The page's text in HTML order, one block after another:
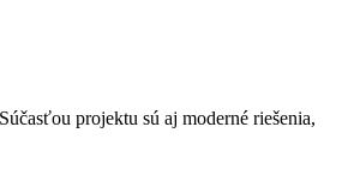
projektu sú aj moderné riešenia,